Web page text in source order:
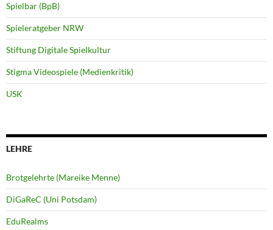
Spielbar (BpB)
Spieleratgeber NRW
Stiftung Digitale Spielkultur
Stigma Videospiele (Medienkritik)
USK
LEHRE
Brotgelehrte (Mareike Menne)
DiGaReC (Uni Potsdam)
EduRealms